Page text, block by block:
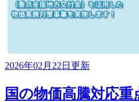
2026年02月22日更新
国の物価高騰対応